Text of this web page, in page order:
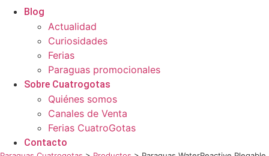
Blog
Actualidad
Curiosidades
Ferias
Paraguas promocionales
Sobre Cuatrogotas
Quiénes somos
Canales de Venta
Ferias CuatroGotas
Contacto